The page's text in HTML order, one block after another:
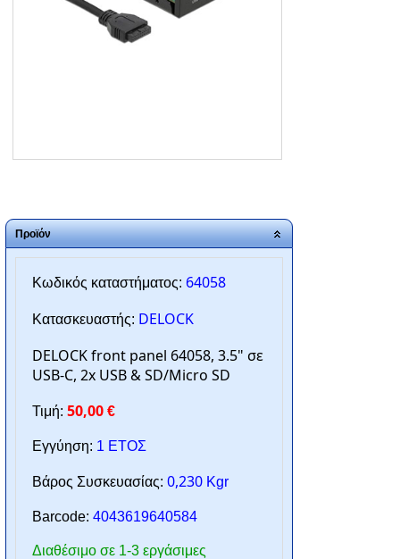
Προϊόν
Κωδικός καταστήματος: 64058
Κατασκευαστής: DELOCK
DELOCK front panel 64058, 3.5" σε
USB-C, 2x USB & SD/Micro SD
Τιμή: 50,00 €
Εγγύηση: 1 ΕΤΟΣ
Βάρος Συσκευασίας: 0,230 Kgr
Barcode: 4043619640584
Διαθέσιμο σε 1-3 εργάσιμες